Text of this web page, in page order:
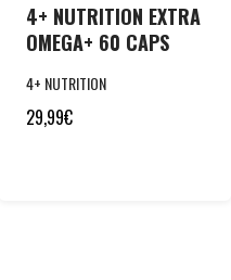
4+ NUTRITION EXTRA
OMEGA+ 60 CAPS
4+ NUTRITION
29,99€